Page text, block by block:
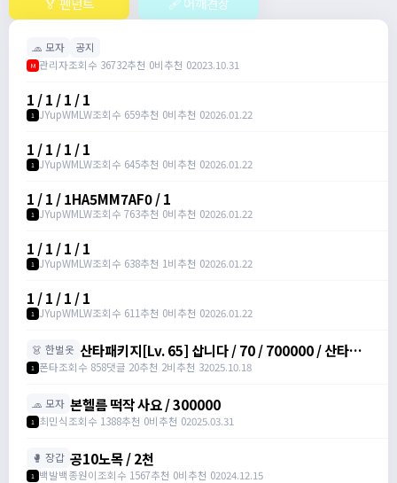
🧢 모자 공지
M 관리자조회수 36732추천 0비추천 02023.10.31
1 / 1 / 1 / 1
1 JYupWMLW조회수 659추천 0비추천 02026.01.22
1 / 1 / 1 / 1
1 JYupWMLW조회수 645추천 0비추천 02026.01.22
1 / 1 / 1HA5MM7AF0 / 1
1 JYupWMLW조회수 763추천 0비추천 02026.01.22
1 / 1 / 1 / 1
1 JYupWMLW조회수 638추천 1비추천 02026.01.22
1 / 1 / 1 / 1
1 JYupWMLW조회수 611추천 0비추천 02026.01.22
👗 한벌옷 산타패키지[Lv. 65] 삽니다 / 70 / 700000 / 산타패
키지[Lv. 65] /
1 폰타조회수 858댓글 20추천 2비추천 32025.10.18
🧢 모자 본헬름 떡작 사요 / 300000
1 최민식조회수 1388추천 0비추천 02025.03.31
🥊 장갑 공10노목 / 2천
1 백발백종원이조회수 1567추천 0비추천 02024.12.15